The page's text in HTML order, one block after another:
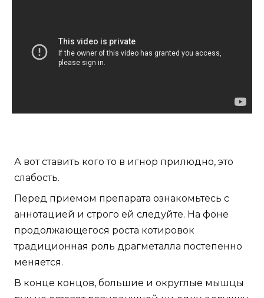
А вот ставить кого то в игнор прилюдно, это
слабость.
Перед приемом препарата ознакомьтесь с
аннотацией и строго ей следуйте. На фоне
продолжающегося роста котировок
традиционная роль драгметалла постепенно
меняется.
В конце концов, большие и округлые мышцы